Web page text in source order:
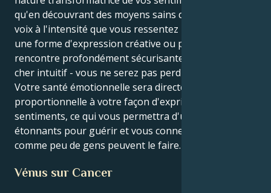
qu'en découvrant des moyens sains de donner une
voix à l'intensité que vous ressentez - par l'art, par
une forme d'expression créative ou par une
rencontre profondément sécurisante avec un être
cher intuitif - vous ne serez pas perdu dans tout cela.
Votre santé émotionnelle sera directement
proportionnelle à votre façon d'exprimer vos
sentiments, ce qui vous permettra d'utiliser vos dons
étonnants pour guérir et vous connecter aux autres,
comme peu de gens peuvent le faire.
Vénus sur Cancer